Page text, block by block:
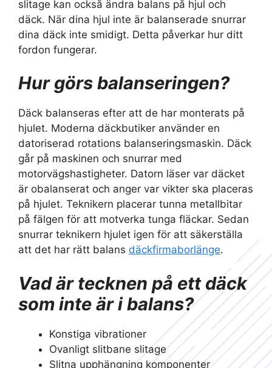
slitage kan också ändra balans på hjul och
däck. När dina hjul inte är balanserade snurrar
dina däck inte smidigt. Detta påverkar hur ditt
fordon fungerar.
Hur görs balanseringen?
Däck balanseras efter att de har monterats på
hjulet. Moderna däckbutiker använder en
datoriserad rotations balanseringsmaskin. Däck
går på maskinen och snurrar med
motorvägshastigheter. Datorn läser var däcket
är obalanserat och anger var vikter ska placeras
på hjulet. Teknikern placerar tunna metallbitar
på fälgen för att motverka tunga fläckar. Sedan
snurrar teknikern hjulet igen för att säkerställa
att det har rätt balans däckfirmaborlänge.
Vad är tecknen på ett däck
som inte är i balans?
Konstiga vibrationer
Ovanligt slitbane slitage
Slitna upphängning komponenter